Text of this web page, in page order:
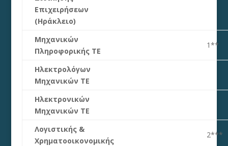
Επιχειρήσεων
(Ηράκλειο)
Μηχανικών
Πληροφορικής ΤΕ
1**
Ηλεκτρολόγων
Μηχανικών ΤΕ
Ηλεκτρονικών
Μηχανικών ΤΕ
Λογιστικής &
Χρηματοοικονομικής
2***